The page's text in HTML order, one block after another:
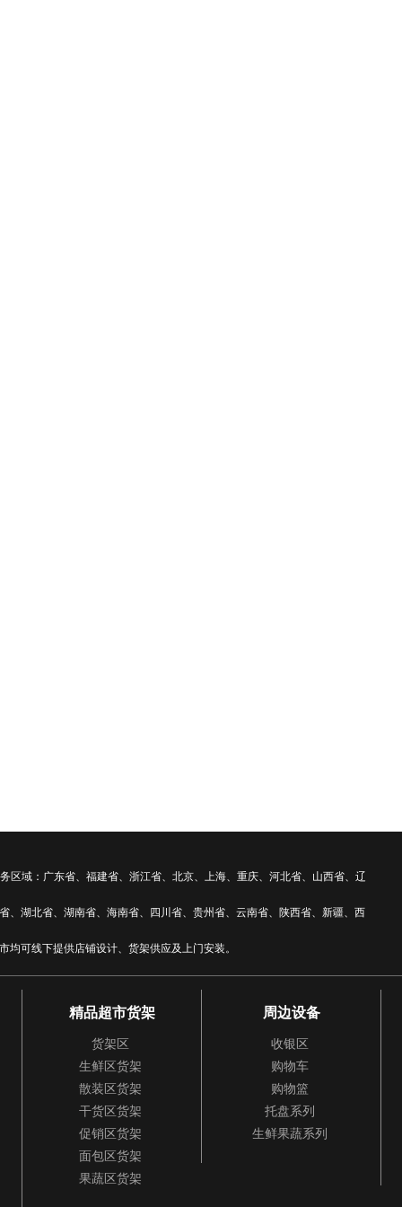
域：广东省、福建省、浙江省、北京、上海、重庆、河北省、山西省、辽
湖北省、湖南省、海南省、四川省、贵州省、云南省、陕西省、新疆、西
可线下提供店铺设计、货架供应及上门安装。
精品超市货架
货架区
生鲜区货架
散装区货架
干货区货架
促销区货架
面包区货架
果蔬区货架
周边设备
收银区
购物车
购物篮
托盘系列
生鲜果蔬系列